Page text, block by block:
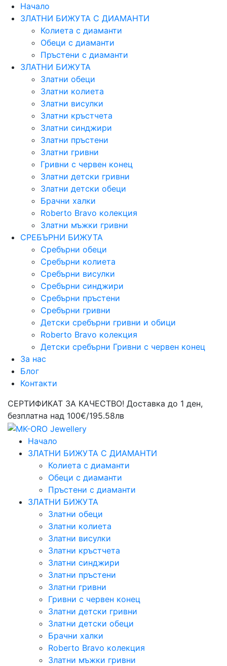
Начало
ЗЛАТНИ БИЖУТА С ДИАМАНТИ
Колиета с диаманти
Обеци с диаманти
Пръстени с диаманти
ЗЛАТНИ БИЖУТА
Златни обеци
Златни колиета
Златни висулки
Златни кръстчета
Златни синджири
Златни пръстени
Златни гривни
Гривни с червен конец
Златни детски гривни
Златни детски обеци
Брачни халки
Roberto Bravo колекция
Златни мъжки гривни
СРЕБЪРНИ БИЖУТА
Сребърни обeци
Сребърни колиета
Сребърни висулки
Сребърни синджири
Сребърни пръстени
Сребърни гривни
Детски сребърни гривни и обици
Roberto Bravo колекция
Детски сребърни Гривни с червен конец
За нас
Блог
Контакти
СЕРТИФИКАТ ЗА КАЧЕСТВО! Доставка до 1 ден,
безплатна над 100€/195.58лв
Начало
ЗЛАТНИ БИЖУТА С ДИАМАНТИ
Колиета с диаманти
Обеци с диаманти
Пръстени с диаманти
ЗЛАТНИ БИЖУТА
Златни обеци
Златни колиета
Златни висулки
Златни кръстчета
Златни синджири
Златни пръстени
Златни гривни
Гривни с червен конец
Златни детски гривни
Златни детски обеци
Брачни халки
Roberto Bravo колекция
Златни мъжки гривни